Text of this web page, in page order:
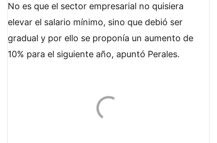
No es que el sector empresarial no quisiera
elevar el salario mínimo, sino que debió ser
gradual y por ello se proponía un aumento de
10% para el siguiente año, apuntó Perales.